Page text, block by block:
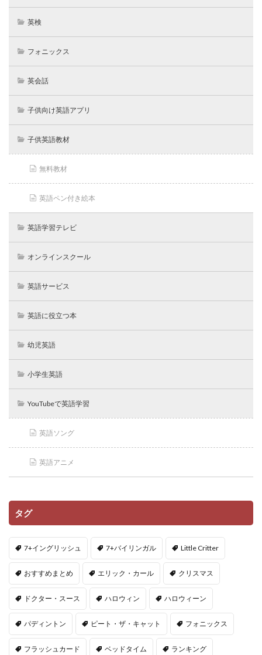
英検
フォニックス
英会話
子供向け英語アプリ
子供英語教材
無料教材
英語ペン付き絵本
英語学習テレビ
オンラインスクール
英語サービス
英語に役立つ本
幼児英語
小学生英語
YouTubeで英語学習
英語ソング
英語アニメ
タグ
7+イングリッシュ 7+バイリンガル Little Critter
おすすめまとめ エリック・カール クリスマス
ドクター・スース ハロウィン ハロウィーン
パディントン ピート・ザ・キャット フォニックス
フラッシュカード ベッドタイム ランキング